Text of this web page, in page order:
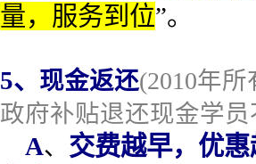
量，服务到位”。
5、 现金返还(2010年
政府补贴退还现金学
A、 交费越早，优